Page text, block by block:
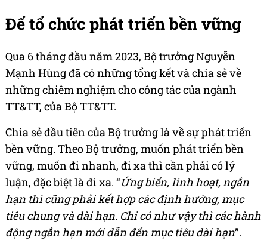
Để tổ chức phát triển bền vững
Qua 6 tháng đầu năm 2023, Bộ trưởng Nguyễn
Mạnh Hùng đã có những tổng kết và chia sẻ về
những chiêm nghiệm cho công tác của ngành
TT&TT, của Bộ TT&TT.
Chia sẻ đầu tiên của Bộ trưởng là về sự phát triển
bền vững. Theo Bộ trưởng, muốn phát triển bền
vững, muốn đi nhanh, đi xa thì cần phải có lý
luận, đặc biệt là đi xa. “Ứng biến, linh hoạt, ngắn
hạn thì cũng phải kết hợp các định hướng, mục
tiêu chung và dài hạn. Chỉ có như vậy thì các hành
động ngắn hạn mới dẫn đến mục tiêu dài hạn”.